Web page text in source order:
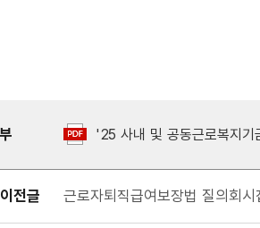
'25 사내 및 공동근로복지
이전글 근로자퇴직급여보장법 질의회시